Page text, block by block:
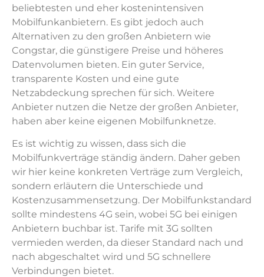
beliebtesten und eher kostenintensiven
Mobilfunkanbietern. Es gibt jedoch auch
Alternativen zu den großen Anbietern wie
Congstar, die günstigere Preise und höheres
Datenvolumen bieten. Ein guter Service,
transparente Kosten und eine gute
Netzabdeckung sprechen für sich. Weitere
Anbieter nutzen die Netze der großen Anbieter,
haben aber keine eigenen Mobilfunknetze.
Es ist wichtig zu wissen, dass sich die
Mobilfunkverträge ständig ändern. Daher geben
wir hier keine konkreten Verträge zum Vergleich,
sondern erläutern die Unterschiede und
Kostenzusammensetzung. Der Mobilfunkstandard
sollte mindestens 4G sein, wobei 5G bei einigen
Anbietern buchbar ist. Tarife mit 3G sollten
vermieden werden, da dieser Standard nach und
nach abgeschaltet wird und 5G schnellere
Verbindungen bietet.